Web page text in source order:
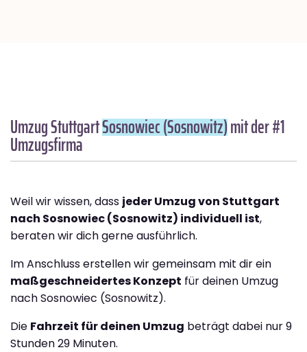
Umzug StuttgartSosnowiec (Sosnowitz)mit der #1
Umzugsfirma
Weil wir wissen, dass jeder Umzug von Stuttgart
nach Sosnowiec (Sosnowitz) individuell ist,
beraten wir dich gerne ausführlich.
Im Anschluss erstellen wir gemeinsam mit dir ein
maßgeschneidertes Konzept für deinen Umzug
nach Sosnowiec (Sosnowitz).
Die Fahrzeit für deinen Umzug beträgt dabei nur 9
Stunden 29 Minuten.